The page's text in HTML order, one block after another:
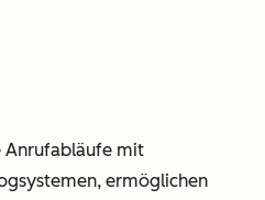
Anrufabläufe mit
ermöglichen